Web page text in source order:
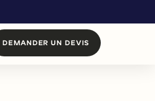
DEMANDER UN DEVIS